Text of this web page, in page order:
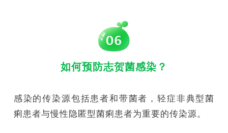
如何预防志贺菌感染？
感染的传染源包括患者和带菌者，轻症非典型菌
痢患者与慢性隐匿型菌痢患者为重要的传染源。